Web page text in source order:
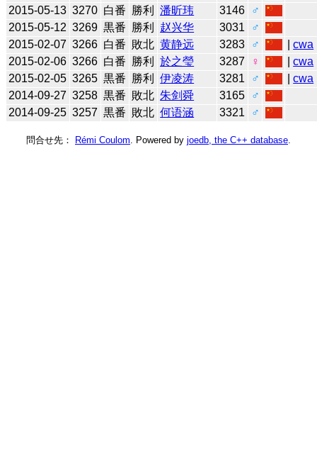
2015-05-13 3270 白番 勝利 潘昕玮 3146
♂
2015-05-12 3269 黒番 勝利 赵兴华 3031
♂
2015-02-07 3266 白番 敗北 黄静远 3283 ♂ |cwa
2015-02-06 3266 白番 勝利 於之瑩 3287 ♀ |cwa
2015-02-05 3265 黒番 勝利 伊凌涛 3281 ♂ |cwa
2014-09-27 3258 黒番 敗北 朱剑舜 3165
♂
2014-09-25 3257 黒番 敗北 何语涵 3321 ♂
問合せ先： Rémi Coulom . Powered by joedb, the C++ database